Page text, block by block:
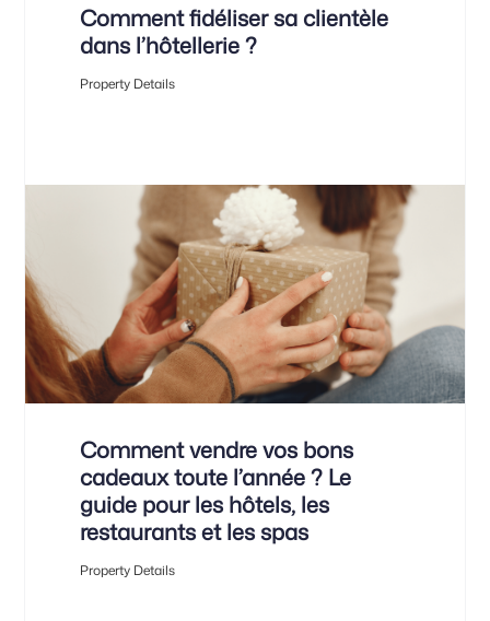
Comment fidéliser sa clientèle
dans l’hôtellerie ?
Property Details
Comment vendre vos bons
cadeaux toute l’année ? Le
guide pour les hôtels, les
restaurants et les spas
Property Details